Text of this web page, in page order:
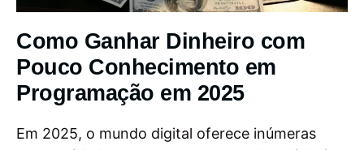
Como Ganhar Dinheiro com
Pouco Conhecimento em
Programação em 2025
Em 2025, o mundo digital oferece inúmeras